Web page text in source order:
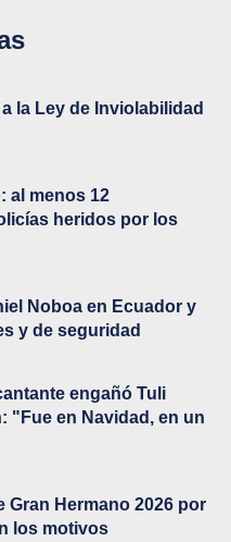
la Ley de Inviolabilidad
al menos 12
heridos por los
Noboa en Ecuador y
y de seguridad
engañó Tuli
"Fue en Navidad, en un
Gran Hermano 2026 por
los motivos